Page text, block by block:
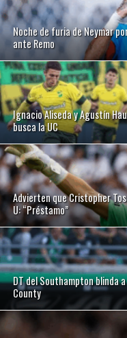
Noche de furia de Neymar
ante Remo
Ignacio Aliseda y Agustín
busca la UC
Advierten que Cristopher
U: “Préstamo”
DT del Southampton blinda
County